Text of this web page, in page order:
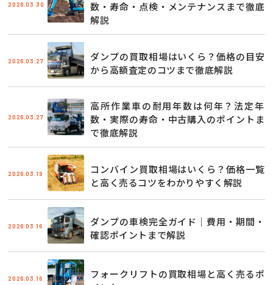
2026.03.30
数・寿命・点検・メンテナンスまで徹底
解説
2026.03.27
ダンプの買取相場はいくら？価格の目安
から高額査定のコツまで徹底解説
2026.03.27
高所作業車の耐用年数は何年？法定年
数・実際の寿命・中古購入のポイントま
で徹底解説
2026.03.19
コンバイン買取相場はいくら？価格一覧
と高く売るコツをわかりやすく解説
2026.03.16
ダンプの車検完全ガイド｜費用・期間・
確認ポイントまで解説
2026.03.16
フォークリフトの買取相場と高く売るポ